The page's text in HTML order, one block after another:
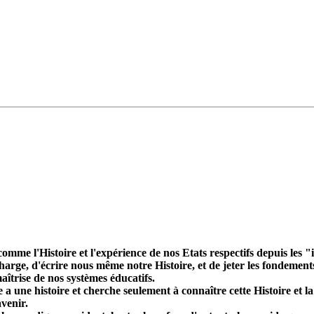
l'Histoire et l'expérience de nos Etats respectifs depuis les
d'écrire nous même notre Histoire, et de jeter les
de nos systèmes éducatifs.
a une histoire et cherche seulement à connaître cette Histoire